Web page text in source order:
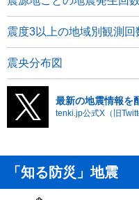
震度3以上の地域別観測回
震央分布図
最新の地震情報を
tenki.jp公式X（旧
「知る防災」地震